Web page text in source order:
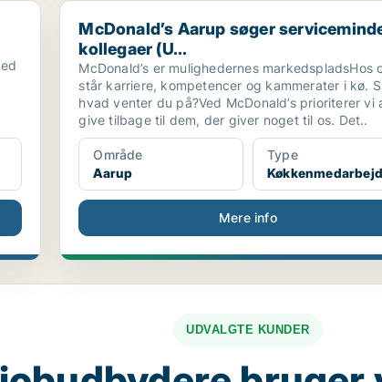
McDonald’s Aarup søger servicemindede
McDonald’s Aarup søger
kollegaer (U...
McDonald’s er mulighedernes markedspladsHos
står karriere, kompetencer og kammerater i kø.
hvad venter du på?Ved McDonald’s prioriterer vi
give tilbage til dem, der giver noget til os. Det..
Område
Aarup
Type
Mere info
UDVALGTE KUNDER